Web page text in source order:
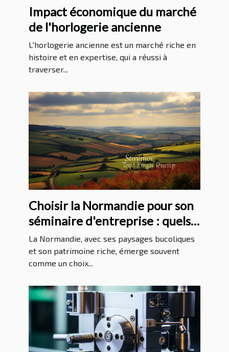
Impact économique du marché
de l'horlogerie ancienne
L'horlogerie ancienne est un marché riche en
histoire et en expertise, qui a réussi à
traverser...
Choisir la Normandie pour son
séminaire d'entreprise : quels
avantages ?
La Normandie, avec ses paysages bucoliques
et son patrimoine riche, émerge souvent
comme un choix...